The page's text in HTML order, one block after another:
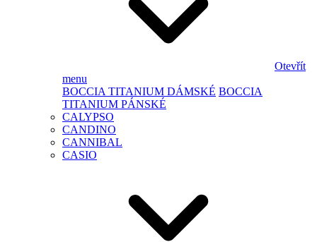
Otevřít
menu
BOCCIA TITANIUM DÁMSKÉ BOCCIA
TITANIUM PÁNSKÉ
CALYPSO
CANDINO
CANNIBAL
CASIO